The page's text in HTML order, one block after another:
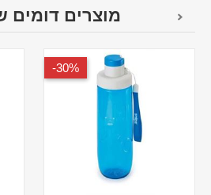
מוצרים דומים
30%-